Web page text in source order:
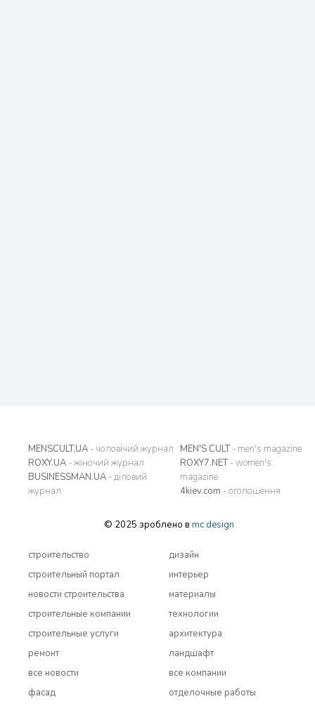
MENSCULT.UA - чоловічий журнал
ROXY.UA - жіночий журнал
BUSINESSMAN.UA - діловий
журнал
MEN'S CULT- men's magazine
ROXY7.NET- women's
magazine
4kiev.com - оголошення
© 2025 зроблено в mc design
строительство
строительный портал
новости строительства
строительные компании
строительные услуги
ремонт
все новости
дизайн
интерьер
материалы
технологии
архитектура
ландшафт
все компании
фасад
отделочные работы